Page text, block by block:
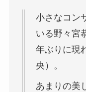
小さなコン
いる野々宮
年ぶりに現
央）。
あまりの美